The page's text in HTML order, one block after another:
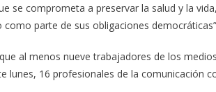
se comprometa a preservar la salud y la
parte de sus obligaciones
al menos nueve trabajadores de los
lunes, 16 profesionales de la comunicación